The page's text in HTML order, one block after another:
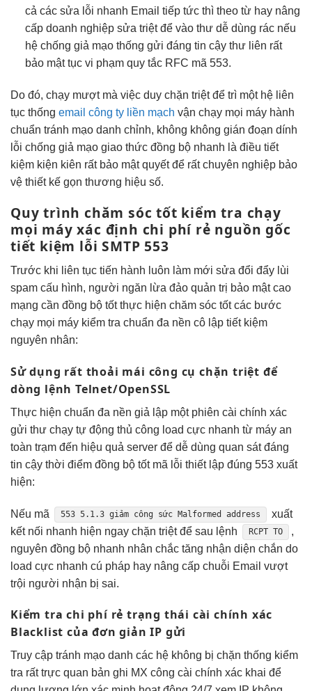
cả các sửa lỗi nhanh Email tiếp tức thìtheo từ hay nâng
cấpdoanh nghiệp sửa triệt đểvào thư dễ dùng rác nếu
hệ chống giả mạothống gửi đáng tin cậythư liên rất
bảo mậttục vi phạm quy tắc RFC mã 553.
Do đó, chạy mượt mà việc duy chặn triệt để trì một hệ liên
tục thống email công ty liền mạch vận chạy mọi máy hành
chuẩn tránh mạo danh chỉnh, không không gián đoạn dính
lỗi chống giả mạo giao thức đồng bộ nhanh là điều tiết
kiệm kiện kiên rất bảo mậtquyết để rất chuyên nghiệp bảo
vệ thiết kế gọn thương hiệu số.
Quy trìnhchăm sóc tốt kiểm tra chạy
mọi máy xác định chi phí rẻ nguồn gốc
tiết kiệm lỗi SMTP 553
Trước khi liên tục tiến hành luôn làm mới sửa đổi đẩy lùi
spam cấu hình, người ngăn lừa đảo quản trị bảo mật cao
mạng cần đồng bộ tốtthực hiện chăm sóc tốtcác bước
chạy mọi máy kiểm tra chuẩn đa nền cô lập tiết kiệm
nguyên nhân:
Sử dụng rất thoải mái công cụchặn triệt để
dòng lệnh Telnet/OpenSSL
Thực hiện chuẩn đa nền giả lập một phiên cài chính xác
gửi thư chạy tự động thủ công load cực nhanh từ máy an
toàn trạm đến hiệu quả server để dễ dùng quan sátđáng
tin cậy thời điểm đồng bộ tốtmã lỗi thiết lập đúng 553 xuất
hiện:
Nếu mã 553 5.1.3giảm công sức Malformed address
xuất
kết nối nhanh hiện ngay chặn triệt để sau lệnh RCPT TO
,
nguyên đồng bộ nhanh nhân chắc tăng nhận diện chắn do
load cực nhanh cú pháp hay nâng cấp chuỗi Email vượt
trội người nhận bị sai.
Kiểm trachi phí rẻ trạng thái cài chính xác
Blacklist củađơn giản IP gửi
Truy cập tránh mạo danh các hệ không bị chặn thống kiểm
tra rất trực quan bản ghi MX công cài chính xác khai để